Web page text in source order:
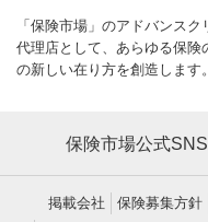
「保険市場」のアドバンス
代理店として、あらゆる保
の新しい在り方を創造します。
保険市場公式SNS
掲載会社 保険募集方針